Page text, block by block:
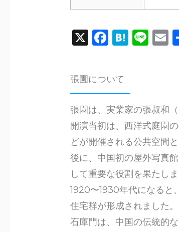
F
e
b
o
o
k
Li
H
a
X
張園について
張園は、実業家の張叔和
開演当初は、西洋式庭園
どが開催される公共空間
後に、中国初の屋外写真
して重要な役割を果たしま
1920〜1930年代になる
住宅群が形成されました。
石庫門は、中国の伝統的